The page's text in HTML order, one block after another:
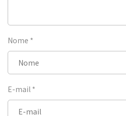
Nome *
E-mail *